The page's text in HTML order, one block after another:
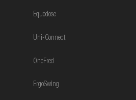
Equodose
Uni-Connect
OneFred
ErgoSwing